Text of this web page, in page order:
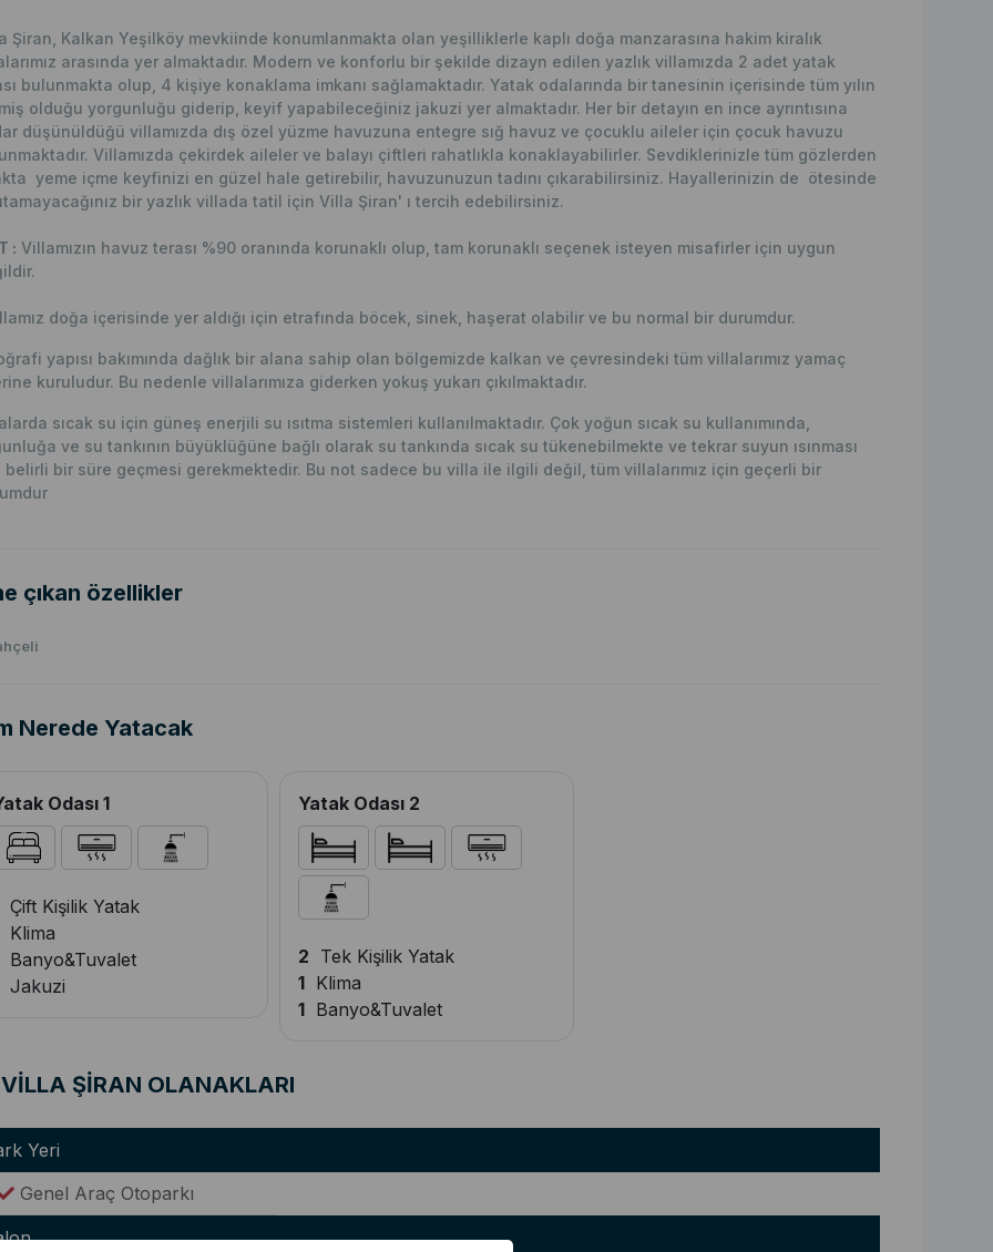
Şiran, Kalkan Yeşilköy mevkiinde konumlanmakta olan yeşilliklerle kaplı doğa manzarasına hakim kiralık
arasında yer almaktadır. Modern ve konforlu bir şekilde dizayn edilen yazlık villamızda 2 adet yatak
bulunmakta olup, 4 kişiye konaklama imkanı sağlamaktadır. Yatak odalarında bir tanesinin içerisinde tüm yılın
olduğu yorgunluğu giderip, keyif yapabileceğiniz jakuzi yer almaktadır. Her bir detayın en ince ayrıntısına
düşünüldüğü villamızda dış özel yüzme havuzuna entegre sığ havuz ve çocuklu aileler için çocuk havuzu
Villamızda çekirdek aileler ve balayı çiftleri rahatlıkla konaklayabilirler. Sevdiklerinizle tüm gözlerden
yeme içme keyfinizi en güzel hale getirebilir, havuzunuzun tadını çıkarabilirsiniz. Hayallerinizin de ötesinde
bir yazlık villada tatil için Villa Şiran' ı tercih edebilirsiniz.
: Villamızın havuz terası %90 oranında korunaklı olup, tam korunaklı seçenek isteyen misafirler için uygun
doğa içerisinde yer aldığı için etrafında böcek, sinek, haşerat olabilir ve bu normal bir durumdur.
yapısı bakımında dağlık bir alana sahip olan bölgemizde kalkan ve çevresindeki tüm villalarımız yamaç
kuruludur. Bu nedenle villalarımıza giderken yokuş yukarı çıkılmaktadır.
sıcak su için güneş enerjili su ısıtma sistemleri kullanılmaktadır. Çok yoğun sıcak su kullanımında,
ve su tankının büyüklüğüne bağlı olarak su tankında sıcak su tükenebilmekte ve tekrar suyun ısınması
belirli bir süre geçmesi gerekmektedir. Bu not sadece bu villa ile ilgili değil, tüm villalarımız için geçerli bir
çıkan özellikler
Nerede Yatacak
Odası 1
Çift Kişilik Yatak
Klima
Banyo&Tuvalet
Jakuzi
Yatak Odası 2
2 Tek Kişilik Yatak
1 Klima
1 Banyo&Tuvalet
VİLLA ŞİRAN OLANAKLARI
Yeri
Genel Araç Otoparkı